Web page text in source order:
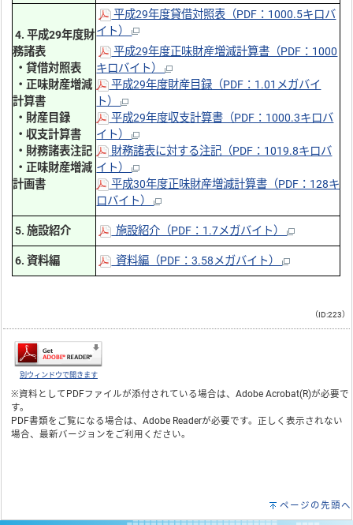
4. 平成29年度財
務諸表
・貸借対照表
・正味財産増減
計算書
・財産目録
・収支計算書
・財務諸表注記
・正味財産増減
計画書
平成29年度貸借対照表（PDF：1000.5キロバ
イト）
平成29年度正味財産増減計算書（PDF：1000
キロバイト）
平成29年度財産目録（PDF：1.01メガバイ
ト）
平成29年度収支計算書（PDF：1000.3キロバ
イト）
財務諸表に対する注記（PDF：1019.8キロバ
イト）
平成30年度正味財産増減計算書（PDF：128キ
ロバイト）
5. 施設紹介 施設紹介（PDF：1.7メガバイト）
6. 資料編 資料編（PDF：3.58メガバイト）
（ID:223）
別ウィンドウで開きます
※資料としてPDFファイルが添付されている場合は、Adobe Acrobat(R)が必要で
す。
PDF書類をご覧になる場合は、Adobe Readerが必要です。正しく表示されない
場合、最新バージョンをご利用ください。
ページの先頭へ